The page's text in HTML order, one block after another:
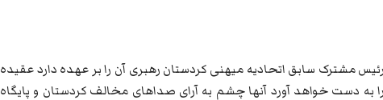
مشترک سابق اتحادیه میهنی کردستان رهبری آن را بر عهده دارد عقیده
پارلمانی را به دست خواهد آورد آنها چشم به آرای صداهای مخالف کردستان و پایگاه